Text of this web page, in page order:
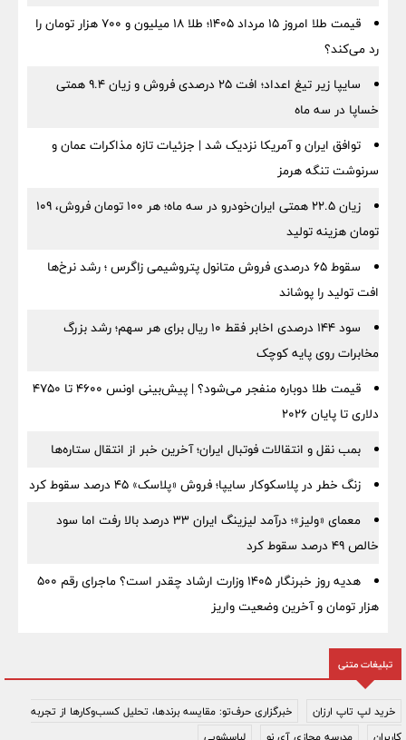
قیمت طلا امروز ۱۵ مرداد ۱۴۰۵؛ طلا ۱۸ میلیون و ۷۰۰ هزار تومان را
رد می‌کند؟
سایپا زیر تیغ اعداد؛ افت ۲۵ درصدی فروش و زیان ۹.۴ همتی
خساپا در سه ماه
توافق ایران و آمریکا نزدیک شد | جزئیات تازه مذاکرات عمان و
سرنوشت تنگه هرمز
زیان ۲۲.۵ همتی ایران‌خودرو در سه ماه؛ هر ۱۰۰ تومان فروش، ۱۰۹
تومان هزینه تولید
سقوط ۶۵ درصدی فروش متانول پتروشیمی زاگرس ؛ رشد نرخ‌ها
افت تولید را پوشاند
سود ۱۴۴ درصدی اخابر فقط ۱۰ ریال برای هر سهم؛ رشد بزرگ
مخابرات روی پایه کوچک
قیمت طلا دوباره منفجر می‌شود؟ | پیش‌بینی اونس ۴۶۰۰ تا ۴۷۵۰
دلاری تا پایان ۲۰۲۶
بمب نقل‌ و انتقالات فوتبال ایران؛ آخرین خبر از انتقال ستاره‌ها
زنگ خطر در پلاسکوکار سایپا؛ فروش «پلاسک» ۴۵ درصد سقوط کرد
معمای «ولیز»؛ درآمد لیزینگ ایران ۳۳ درصد بالا رفت اما سود
خالص ۴۹ درصد سقوط کرد
هدیه روز خبرنگار ۱۴۰۵ وزارت ارشاد چقدر است؟ ماجرای رقم ۵۰۰
هزار تومان و آخرین وضعیت واریز
تبلیغات متنی
خرید لپ تاپ ارزان
خبرگزاری حرف‌تو: مقایسه برندها، تحلیل کسب‌وکارها از تجربه
کاربران
مدرسه مجازی آی نو لباسشویی